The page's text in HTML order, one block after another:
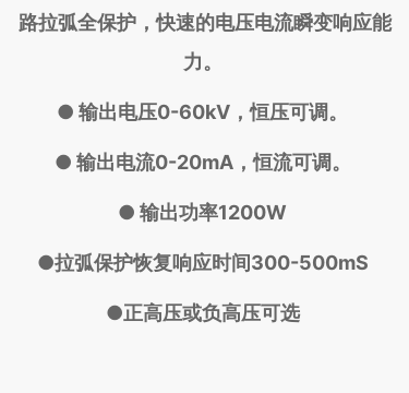
路拉弧全保护，快速的电压电流瞬变响应能
力。
● 输出电压0-60kV，恒压可调。
● 输出电流0-20mA，恒流可调。
● 输出功率1200W
●拉弧保护恢复响应时间300-500mS
●正高压或负高压可选